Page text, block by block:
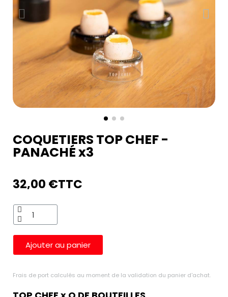
COQUETIERS TOP CHEF -
PANACHÉ x3
32,00 €TTC
Ajouter au panier
Frais de port calculés au moment de la validation du panier d'achat.